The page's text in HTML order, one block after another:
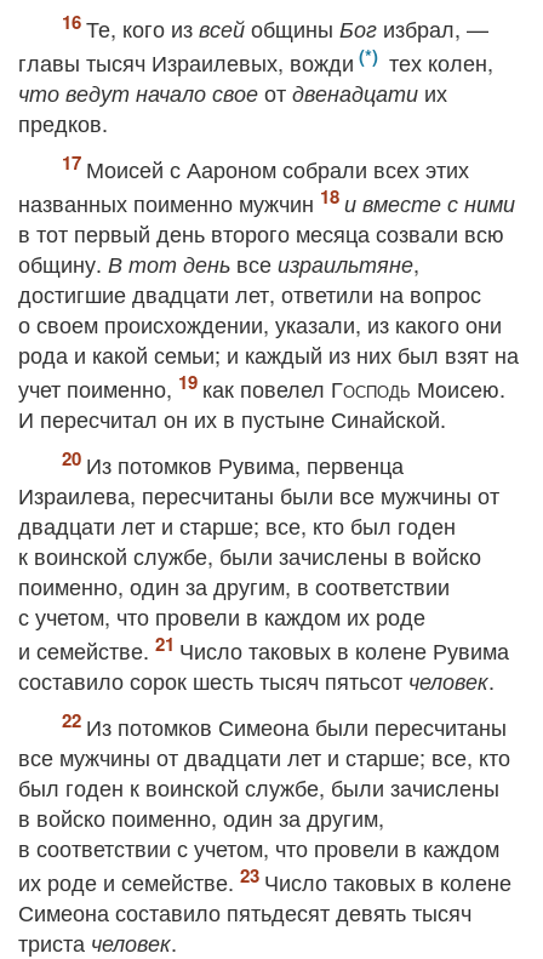
Те, кого из всей общины Бог избрал, —
главы тысяч Израилевых, вожди
тех колен,
что ведут начало свое от двенадцати их
предков.
Моисей с Аароном собрали всех этих
названных поименно мужчин
и вместе с ними
в тот первый день второго месяца созвали всю
общину. В тот день все израильтяне,
достигшие двадцати лет, ответили на вопрос
о своем происхождении, указали, из какого они
рода и какой семьи; и каждый из них был взят на
учет поименно,
как повелел Господь Моисею.
И пересчитал он их в пустыне Синайской.
Из потомков Рувима, первенца
Израилева, пересчитаны были все мужчины от
двадцати лет и старше; все, кто был годен
к воинской службе, были зачислены в войско
поименно, один за другим, в соответствии
с учетом, что провели в каждом их роде
и семействе.
Число таковых в колене Рувима
составило сорок шесть тысяч пятьсот человек.
Из потомков Симеона были пересчитаны
все мужчины от двадцати лет и старше; все, кто
был годен к воинской службе, были зачислены
в войско поименно, один за другим,
в соответствии с учетом, что провели в каждом
их роде и семействе.
Число таковых в колене
Симеона составило пятьдесят девять тысяч
триста человек.